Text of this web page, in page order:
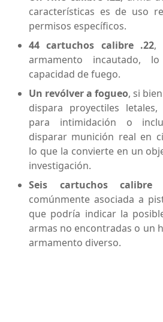
características es de uso
permisos específicos.
44 cartuchos calibre .22,
armamento incautado,
capacidad de fuego.
Un revólver a fogueo, si
dispara proyectiles
para intimidación o
disparar munición real en
lo que la convierte en un
investigación.
Seis cartuchos
comúnmente asociada a
que podría indicar la
armas no encontradas o un
armamento diverso.